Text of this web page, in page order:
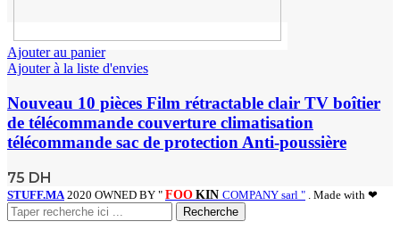
Ajouter au panier
Ajouter à la liste d'envies
Nouveau 10 pièces Film rétractable clair TV boîtier
de télécommande couverture climatisation
télécommande sac de protection Anti-poussière
75 DH
STUFF.MA 2020 OWNED BY " FOO KIN COMPANY sarl " . Made with ❤
Recherche